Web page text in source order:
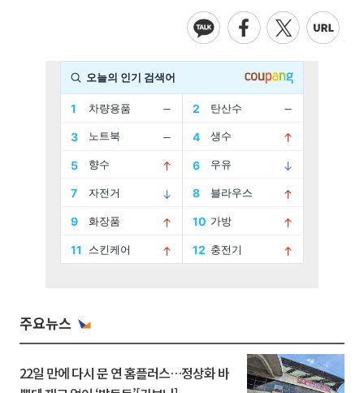
주요뉴스
22일 만에 다시 문 연 홈플러스…정상화 바